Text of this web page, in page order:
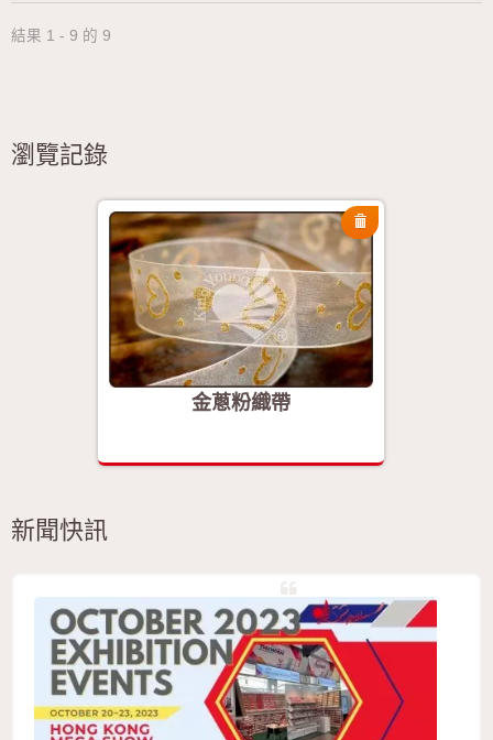
結果 1 - 9 的 9
瀏覽記錄
金蔥粉織帶
新聞快訊